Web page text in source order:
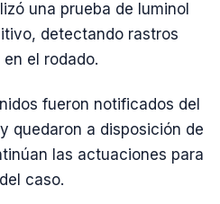
una prueba de luminol
detectando rastros
el rodado.
fueron notificados del
quedaron a disposición de
las actuaciones para
caso.